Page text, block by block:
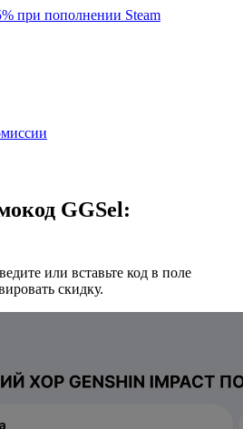
при пополнении Steam
GGSel:
или вставьте код в поле
скидку.